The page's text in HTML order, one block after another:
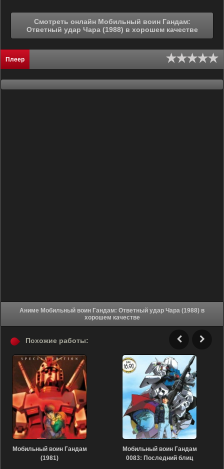
Смотреть онлайн Мобильный воин Гандам:
Ответный удар Чара (1988) в хорошем качестве
Плеер
Аниме Мобильный воин Гандам: Ответный удар Чара (1988) в
хорошем качестве
Похожие работы:
Мобильный воин Гандам
(1981)
Мобильный воин Гандам
0083: Последний блиц